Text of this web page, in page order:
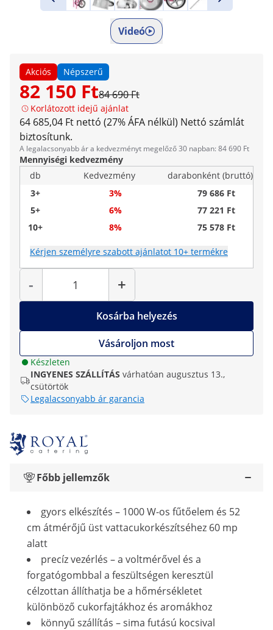
Videó
Akciós Népszerű
82 150 Ft84 690 Ft
Korlátozott idejű ajánlat
64 685,04 Ft nettó (27% ÁFA nélkül) Nettó számlát
biztosítunk.
A legalacsonyabb ár a kedvezményt megelőző 30 napban: 84 690 Ft
Mennyiségi kedvezmény
db
Kedvezmény
darabonként (bruttó)
3+
3%
79 686 Ft
5+
6%
77 221 Ft
10+
8% 75 578 Ft
Kérjen személyre szabott ajánlatot 10+ termékre
-
Mennyiség
+
Kosárba helyezés
Vásároljon most
Készleten
INGYENES SZÁLLÍTÁS várhatóan augusztus 13.,
csütörtök
Legalacsonyabb ár garancia
Főbb jellemzők
gyors elkészítés – 1000 W-os fűtőelem és 52
cm átmérőjű üst vattacukorkészítséhez 60 mp
alatt
precíz vezérlés – a voltmérővel és a
forgatógombbal a feszültségen keresztül
célzottan állíthatja be a hőmérsékletet
különböző cukorfajtákhoz és aromákhoz
könnyű szállítás – sima futású kocsival